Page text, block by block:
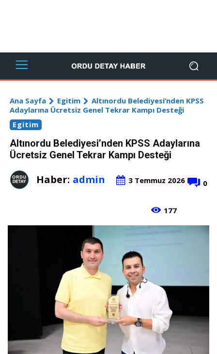
Ana Sayfa Egitim
Altınordu Belediyesi’nden KPSS
Adaylarına Ücretsiz Genel Tekrar Kampı Desteği
Egitim
Altınordu Belediyesi’nden KPSS Adaylarına
Ücretsiz Genel Tekrar Kampı Desteği
Haber: admin 3 Temmuz 2026 0
177